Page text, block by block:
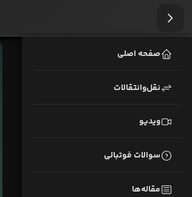
صفحه اصلی
نقل‌وانتقالات
ویدیو
سوالات فوتبالی
مقاله‌ها